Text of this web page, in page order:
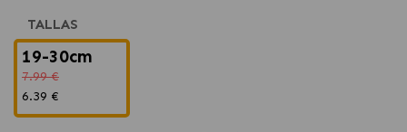
de tu gato, garantizando un ajuste cómodo y seguro.
TALLAS
19-30cm
7.99 €
6.39 €